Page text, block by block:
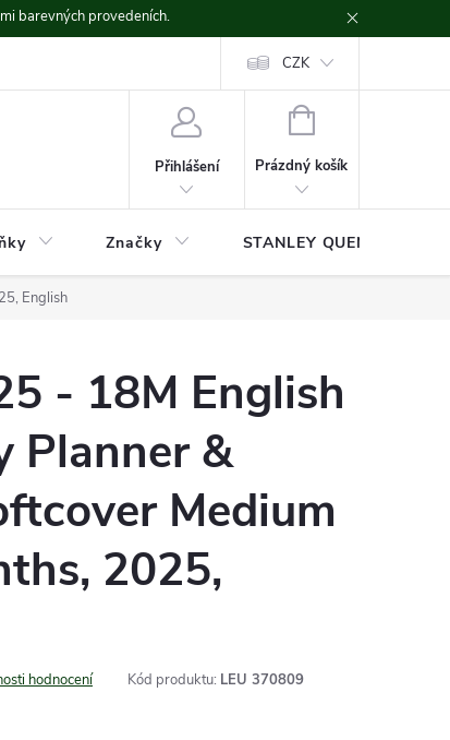
barevných provedeních.
CZK
Přihlášení
NÁKUPNÍ
Prázdný košík
Značky STANLEY QUENCHER
English
- 18M English
Planner &
Medium
2025,
hodnocení Kód produktu: LEU 370809